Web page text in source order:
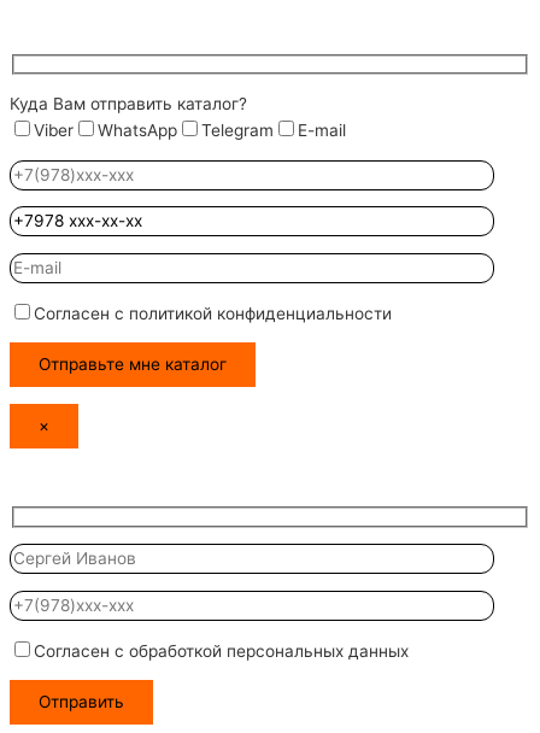
Куда Вам отправить каталог?
Viber
WhatsApp Telegram E-mail
Согласен с политикой конфиденциальности
×
Согласен с обработкой персональных данных